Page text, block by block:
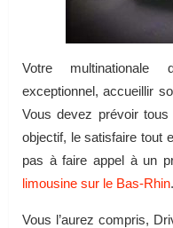
Votre multinationale
exceptionnel, accueillir
Vous devez prévoir
objectif, le satisfaire tout
pas à faire appel à un
limousine sur le Bas-Rhin.
Vous l’aurez compris,